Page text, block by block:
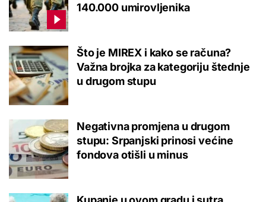
140.000 umirovljenika
Što je MIREX i kako se računa?
Važna brojka za kategoriju štednje
u drugom stupu
Negativna promjena u drugom
stupu: Srpanjski prinosi većine
fondova otišli u minus